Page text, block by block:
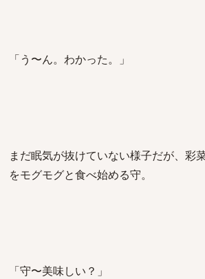
「う〜ん。わかった。」
まだ眠気が抜けていない様子だが、彩
をモグモグと食べ始める守。
「守〜美味しい？」